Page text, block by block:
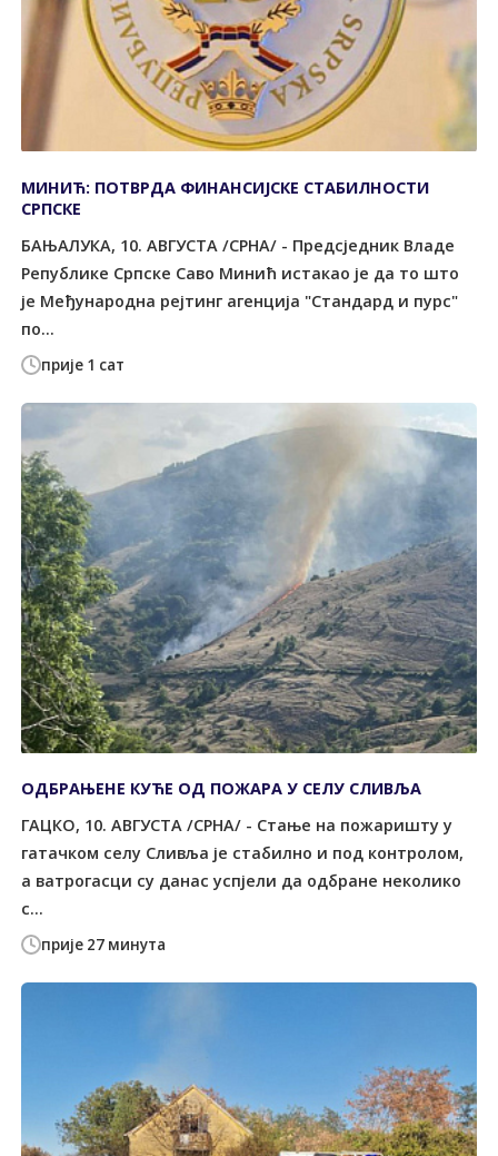
прије 1 сат
МИНИЋ: ПОТВРДА ФИНАНСИЈСКЕ СТАБИЛНОСТИ
СРПСКЕ
БАЊАЛУКА, 10. АВГУСТА /СРНА/ - Предсједник Владе
Републике Српске Саво Минић истакао је да то што
је Међународна рејтинг агенција "Стандард и пурс"
по...
прије 27 минута
ОДБРАЊЕНЕ КУЋЕ ОД ПОЖАРА У СЕЛУ СЛИВЉА
ГАЦКО, 10. АВГУСТА /СРНА/ - Стање на пожаришту у
гатачком селу Сливља је стабилно и под контролом,
а ватрогасци су данас успјели да одбране неколико
с...